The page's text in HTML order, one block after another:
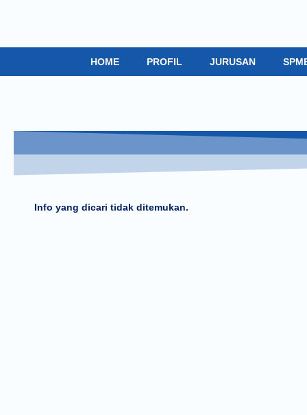
HOME PROFIL JURUSAN
Info yang dicari tidak ditemukan.